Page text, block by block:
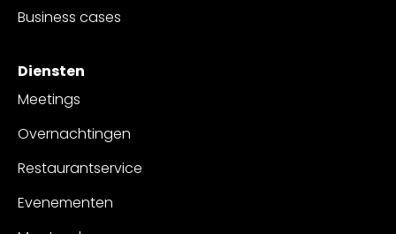
Business cases
Diensten
Meetings
Overnachtingen
Restaurantservice
Evenementen